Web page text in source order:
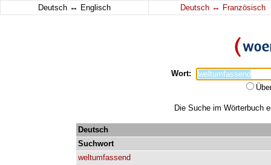
Deutsch ↔ Englisch Deutsch ↔ Französisch
Wort:
Die Suche im Wörterbuch
Deutsch
Suchwort
weltumfassend